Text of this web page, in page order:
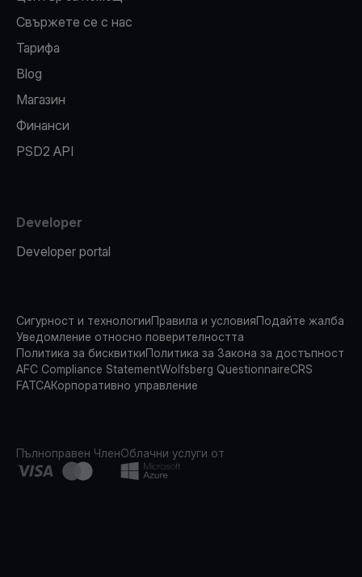
Свържете се с нас
Тарифа
Blog
Магазин
Финанси
PSD2 API
Developer
Developer portal
Сигурност и технологииПравила и условияПодайте жалба
Уведомление относно поверителността
Политика за бисквиткиПолитика за Закона за достъпност
AFC Compliance StatementWolfsberg QuestionnaireCRS
FATCAКорпоративно управление
Пълноправен ЧленОблачни услуги от